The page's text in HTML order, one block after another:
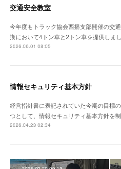
交通安全教室
今年度もトラック協会西播支部開催の交
期において4トン車と2トン車を提供しまし
2026.06.01 08:05
情報セキュリティ基本方針
経営指針書に表記されていた今期の目標
つとして、情報セキュリティ基本方針を
2026.04.23 02:34